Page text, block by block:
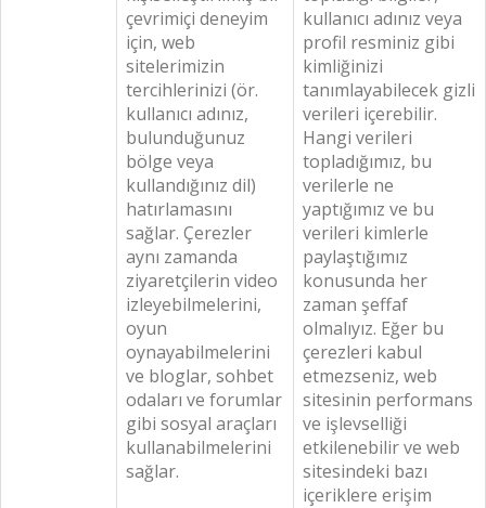
çevrimiçi deneyim
için, web
sitelerimizin
tercihlerinizi (ör.
kullanıcı adınız,
bulunduğunuz
bölge veya
kullandığınız dil)
hatırlamasını
sağlar. Çerezler
aynı zamanda
ziyaretçilerin video
izleyebilmelerini,
oyun
oynayabilmelerini
ve bloglar, sohbet
odaları ve forumlar
gibi sosyal araçları
kullanabilmelerini
sağlar.
kullanıcı adınız veya
profil resminiz gibi
kimliğinizi
tanımlayabilecek gizli
verileri içerebilir.
Hangi verileri
topladığımız, bu
verilerle ne
yaptığımız ve bu
verileri kimlerle
paylaştığımız
konusunda her
zaman şeffaf
olmalıyız. Eğer bu
çerezleri kabul
etmezseniz, web
sitesinin performans
ve işlevselliği
etkilenebilir ve web
sitesindeki bazı
içeriklere erişim